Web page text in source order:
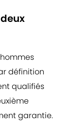
définition
qualifiés
garantie.